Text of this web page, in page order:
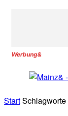
Werbung&
StartSchlagworte